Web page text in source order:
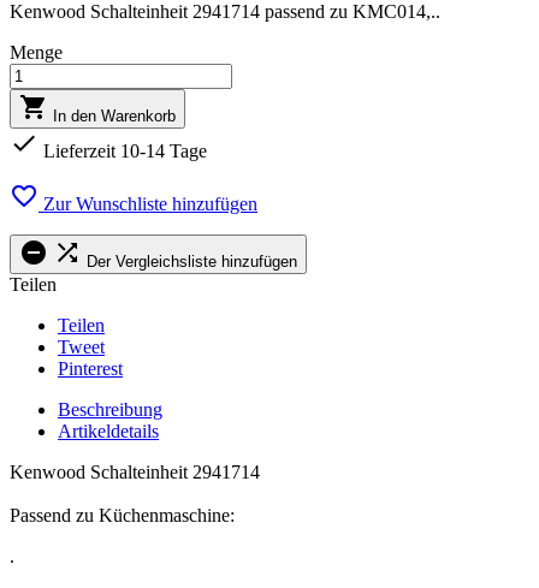
Kenwood Schalteinheit 2941714 passend zu KMC014,..
Menge
 In den Warenkorb
 Lieferzeit 10-14 Tage
 Zur Wunschliste hinzufügen
  Der Vergleichsliste hinzufügen
Teilen
Teilen
Tweet
Pinterest
Beschreibung
Artikeldetails
Kenwood Schalteinheit 2941714
Passend zu Küchenmaschine:
.